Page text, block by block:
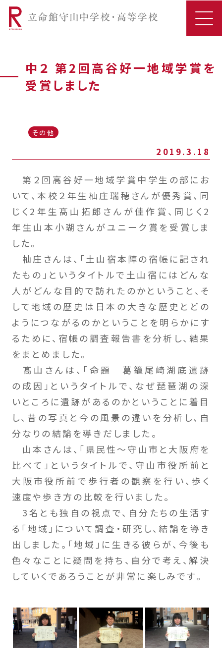
中２ 第2回高谷好一地域学賞を
受賞しました
その他
2019.3.18
第２回高谷好一地域学賞中学生の部にお
いて、本校２年生杣庄瑞穂さんが優秀賞、同
じく2年生髙山拓郎さんが佳作賞、同じく2
年生山本小瑚さんがユニーク賞を受賞しま
した。
杣庄さんは、「土山宿本陣の宿帳に記され
たもの」というタイトルで土山宿にはどんな
人がどんな目的で訪れたのかということ、そ
して地域の歴史は日本の大きな歴史とどの
ようにつながるのかということを明らかにす
るために、宿帳の調査報告書を分析し、結果
をまとめました。
髙山さんは、「命題 葛籠尾崎湖底遺跡
の成因」というタイトルで、なぜ琵琶湖の深
いところに遺跡があるのかということに着目
し、昔の写真と今の風景の違いを分析し、自
分なりの結論を導きだしました。
山本さんは、「県民性～守山市と大阪府を
比べて」というタイトルで、守山市役所前と
大阪市役所前で歩行者の観察を行い、歩く
速度や歩き方の比較を行いました。
3名とも独自の視点で、自分たちの生活す
る「地域」について調査・研究し、結論を導き
出しました。「地域」に生きる彼らが、今後も
色々なことに疑問を持ち、自分で考え、解決
していくであろうことが非常に楽しみです。